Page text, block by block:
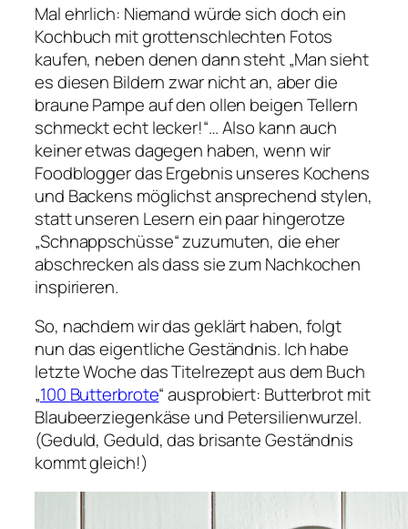
Mal ehrlich: Niemand würde sich doch ein
Kochbuch mit grottenschlechten Fotos
kaufen, neben denen dann steht „Man sieht
es diesen Bildern zwar nicht an, aber die
braune Pampe auf den ollen beigen Tellern
schmeckt echt lecker!“… Also kann auch
keiner etwas dagegen haben, wenn wir
Foodblogger das Ergebnis unseres Kochens
und Backens möglichst ansprechend stylen,
statt unseren Lesern ein paar hingerotze
„Schnappschüsse“ zuzumuten, die eher
abschrecken als dass sie zum Nachkochen
inspirieren.
So, nachdem wir das geklärt haben, folgt
nun das eigentliche Geständnis. Ich habe
letzte Woche das Titelrezept aus dem Buch
„100 Butterbrote“ ausprobiert: Butterbrot mit
Blaubeerziegenkäse und Petersilienwurzel.
(Geduld, Geduld, das brisante Geständnis
kommt gleich!)